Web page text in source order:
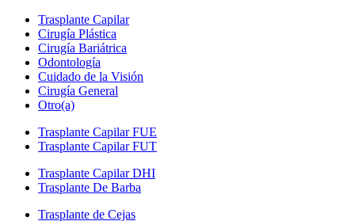
Trasplante Capilar
Cirugía Plástica
Cirugía Bariátrica
Odontología
Cuidado de la Visión
Cirugía General
Otro(a)
Trasplante Capilar FUE
Trasplante Capilar FUT
Trasplante Capilar DHI
Trasplante De Barba
Trasplante de Cejas